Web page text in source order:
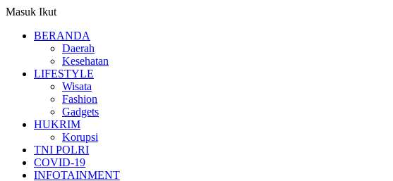
Masuk Ikut
BERANDA
Daerah
Kesehatan
LIFESTYLE
Wisata
Fashion
Gadgets
HUKRIM
Korupsi
TNI POLRI
COVID-19
INFOTAINMENT